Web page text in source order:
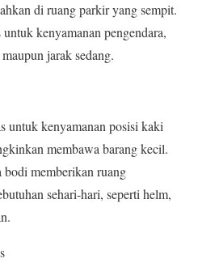
di ruang parkir yang sempit.
kenyamanan pengendara,
jarak sedang.
untuk kenyamanan posisi kaki
membawa barang kecil.
bodi memberikan ruang
sehari-hari, seperti helm,